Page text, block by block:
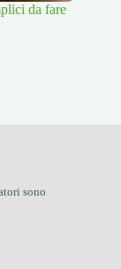
da fare
sono